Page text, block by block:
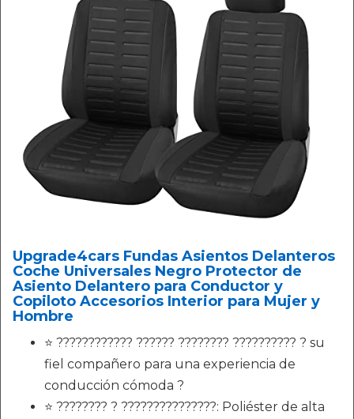
Upgrade4cars Fundas Asientos Delanteros
Coche Universales Negro Protector de
Asiento Delantero para Conductor y
Copiloto Accesorios Interior para Mujer y
Hombre
⭐️ ???????????? ?????? ???????? ?????????? ? su
fiel compañero para una experiencia de
conducción cómoda ?
⭐️ ???????? ? ???????????????: Poliéster de alta